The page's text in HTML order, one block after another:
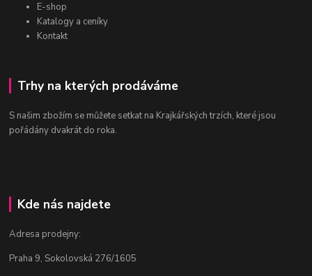
E-shop
Katalogy a ceníky
Kontakt
Trhy na kterých prodáváme
S našim zbožím se můžete setkat na Krajkářských trzích, které jsou
pořádány dvakrát do roka.
Kde nás najdete
Adresa prodejny:
Praha 9, Sokolovská 276/1605